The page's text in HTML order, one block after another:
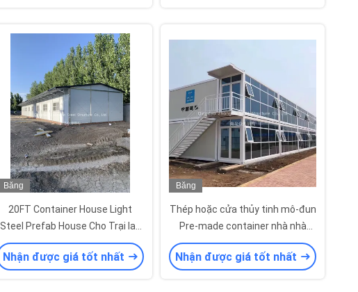
Băng
20FT Container House Light
Steel Prefab House Cho Trại lao
động
Nhận được giá tốt nhất
Băng
Thép hoặc cửa thủy tinh mô-đun
Pre-made container nhà nhà
máy Q235 thép kẽm bảng EPS
Nhận được giá tốt nhất